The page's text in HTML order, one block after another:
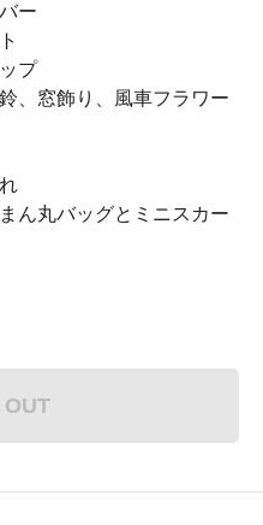
ー
プ
、窓飾り、風車フラワー
ん丸バッグとミニスカー